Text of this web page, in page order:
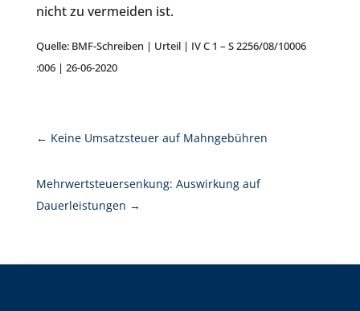
nicht zu vermeiden ist.
Quelle: BMF-Schreiben | Urteil | IV C 1 – S 2256/08/10006
:006 | 26-06-2020
← Keine Umsatzsteuer auf Mahngebühren
Mehrwertsteuersenkung: Auswirkung auf
Dauerleistungen →